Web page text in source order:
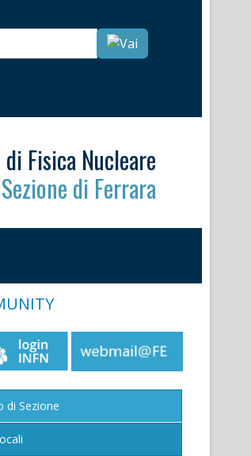
Fisica Nucleare
Sezione di Ferrara
di Sezione